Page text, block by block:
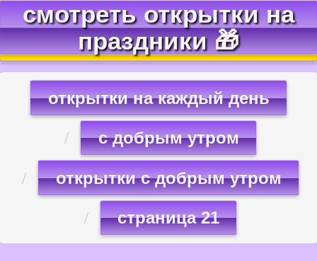
смотреть открытки на
праздники 🎁
открытки на каждый день
с добрым утром
открытки с добрым утром
страница 21